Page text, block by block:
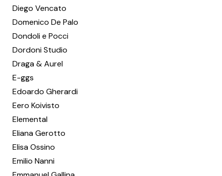
Diego Vencato
Domenico De Palo
Dondoli e Pocci
Dordoni Studio
Draga & Aurel
E-ggs
Edoardo Gherardi
Eero Koivisto
Elemental
Eliana Gerotto
Elisa Ossino
Emilio Nanni